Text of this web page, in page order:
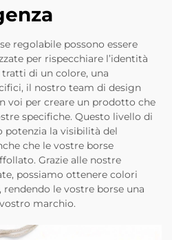
regolabile possono essere
per rispecchiare l’identità
di un colore, una
il nostro team di design
voi per creare un prodotto che
specifiche. Questo livello di
potenzia la visibilità del
che le vostre borse
Grazie alle nostre
possiamo ottenere colori
le vostre borse una
marchio.